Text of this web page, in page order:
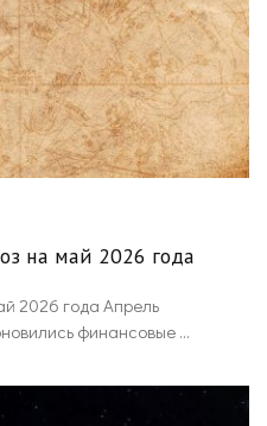
на май 2026 года
2026 года Апрель
финансовые ...